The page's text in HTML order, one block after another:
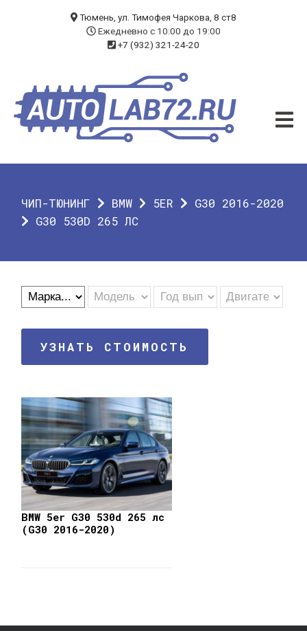
ЧИП-ТЮНИНГ
ДИАГНОСТИКА
О КОМПАНИИ
ГАРАНТИЯ
Тюмень, ул. Тимофея Чаркова, 8 ст8
Ежедневно с 10:00 до 19:00
+7 (932) 321-24-20
ЧИП-ТЮНИНГ BMW 5ER
G30 2016-2020
G30 530D 265 ЛС
УЗНАТЬ СТОИМОСТЬ
BMW 5er G30 530d 265 лс
(G30 2016-2020)